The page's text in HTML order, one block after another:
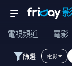
電視頻道 電影
篩選 電影